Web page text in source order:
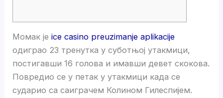
Момак јеice casino preuzimanje aplikacije
одиграо 23 тренутка у суботњој утакмици,
постигавши 16 голова и имавши девет скокова.
Повредио се у петак у утакмици када се
сударио са саиграчем Колином Гилеспијем.